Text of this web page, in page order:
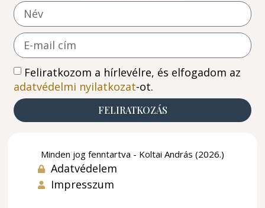
Feliratkozom a hírlevélre, és elfogadom az
adatvédelmi nyilatkozat-ot.
FELIRATKOZÁS
Minden jog fenntartva - Koltai András (2026.)
Adatvédelem
Impresszum